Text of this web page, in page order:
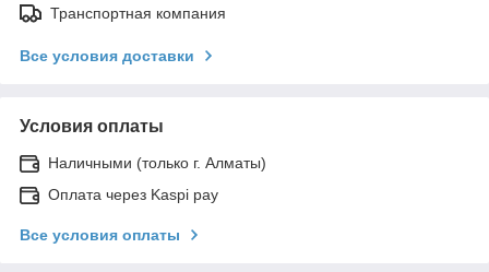
Транспортная компания
Все условия доставки
Условия оплаты
Наличными (только г. Алматы)
Оплата через Kaspi pay
Все условия оплаты